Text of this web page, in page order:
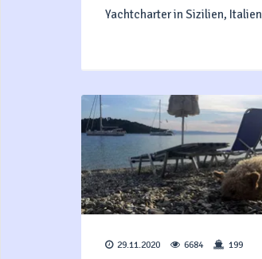
Yachtcharter in Sizilien, Italien
29.11.2020 6684 199